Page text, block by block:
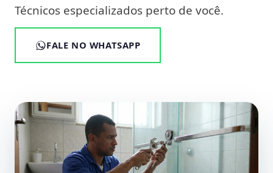
Técnicos especializados perto de você.
FALE NO WHATSAPP